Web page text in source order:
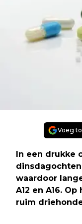
Voeg
In een drukke
waardoor
A12 en A16.
ruim